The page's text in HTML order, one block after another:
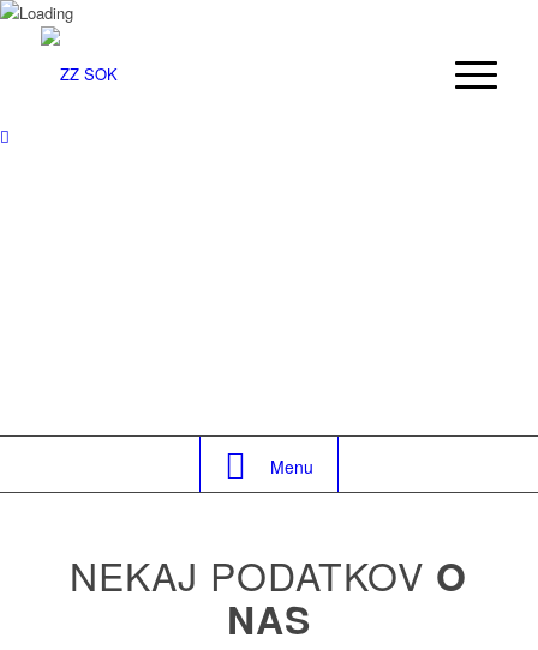
Menu
NEKAJ PODATKOV O
NAS